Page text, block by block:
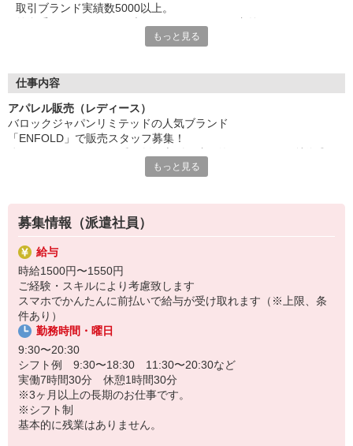
取引ブランド実績数5000以上。
有名アパレルブランドでの様々なお仕事を御紹介しております
販売や美容、PRなど、各分野に特化した
興味はあるけれどファッション・コスメ業界が初めてで
どのように始めたら良いか分からない方、
販売スキルに磨きをかけたい現職の方、
様々なご要望にお応えできる幅広いカリキュラムをご用意。
iDAにご登録頂いた方は、全ての研修が無料でご参加頂けます
もっと見る
仕事内容
アパレル販売（レディース）
バロックジャパンリミテッドの人気ブランド
「ENFOLD」で販売スタッフ募集！
●商品のご提案・販売
●フィッティング対応
●店内ディスプレイ
●検品・納品作業
●在庫管理
●売上入力などPC事務作業
【店舗】ジェイアール名古屋タカシマヤ
【期間】長期／週5日勤務
【服装】制服支給 ※社販も可能
＼おすすめPOINT／
・未経験歓迎
・ブランド研修や商品説明会ありで安心
・ネイル、マツエク、つけまつ毛OK
もっと見る
募集情報（派遣社員）
給与
時給1500円〜1550円
ご経験・スキルにより考慮致します
スマホでかんたんに前払いで給与が受け取れます（※上限、条
件あり）
勤務時間・曜日
9:30〜20:30
シフト例 9:30〜18:30 11:30〜20:30など
実働7時間30分 休憩1時間30分
※3ヶ月以上の長期のお仕事です。
※シフト制
基本的に残業はありません。